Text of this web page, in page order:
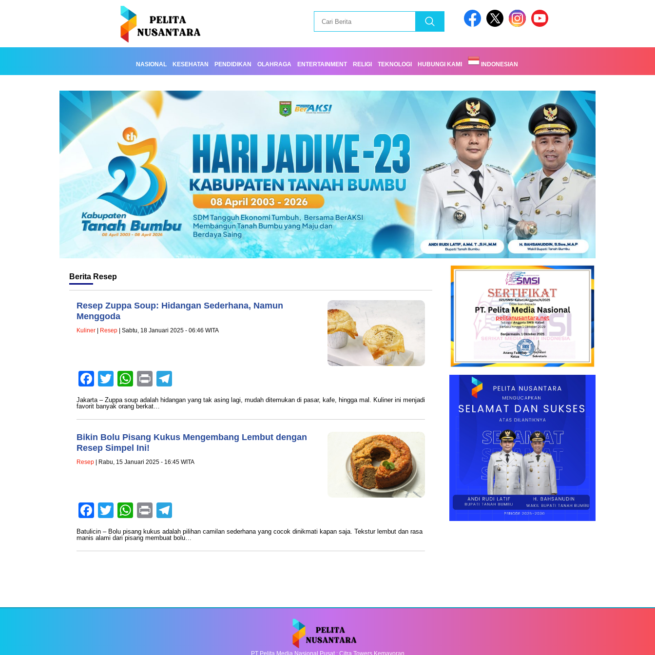
NASIONAL KESEHATAN PENDIDIKAN OLAHRAGA ENTERTAINMENT RELIGI TEKNOLOGI HUBUNGI KAMI INDONESIAN
Berita Resep
Resep Zuppa Soup: Hidangan Sederhana, Namun
Menggoda
Kuliner | Resep | Sabtu, 18 Januari 2025 - 06:46 WITA
Facebook
TwitterWhatsApp
Print
Jakarta – Zuppa soup adalah hidangan yang tak asing lagi, mudah ditemukan di pasar, kafe, hingga mal. Kuliner ini menjadi
favorit banyak orang berkat…
Bikin Bolu Pisang Kukus Mengembang Lembut dengan
Resep Simpel Ini!
Resep | Rabu, 15 Januari 2025 - 16:45 WITA
Facebook
TwitterWhatsApp
Print
Batulicin – Bolu pisang kukus adalah pilihan camilan sederhana yang cocok dinikmati kapan saja. Tekstur lembut dan rasa
manis alami dari pisang membuat bolu…
PT Pelita Media Nasional Pusat : Citra Towers Kemayoran